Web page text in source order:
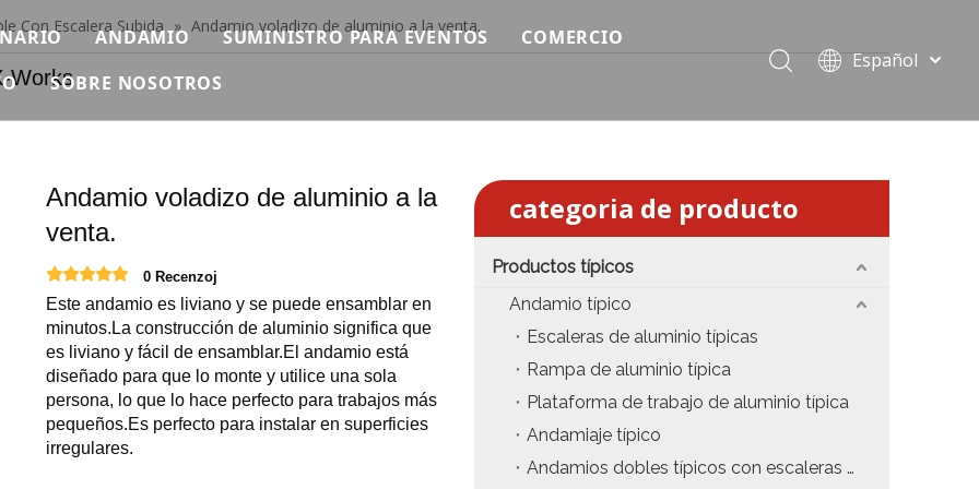
africanas
modular
Escenario de hierro
Etapa redonda
Escenario cuadrado
Escenario de pista
Escenario al aire libre
ANDAMIO
Andamio individual
Andamio doble con escalera de mano
Andamio doble con escalera de 45 grados.
Escaleras de aluminio
Plataforma de trabajo de aluminio
SUMINISTRO PARA EVENTOS
Mesas y Sillas para Eventos
Pantalla LED para eventos
Suministros para eventos
Necesidades de eventos de fiesta
COMERCIO
Precio de la etapa del evento
Precio del armazón de iluminación estándar
Precio de la armadura del techo
Precio de productos relevantes de armadura
Precio de iluminación de escenario
Precio del sonido del escenario
Precio de necesidades de eventos
SOBRE NOSOTROS
Exposición
Noticias
Contáctenos
Español
Pусский
العربية
Con Escalera Subida » Andamio voladizo de aluminio a la venta.
Andamio voladizo de aluminio a la
venta.
0 Recenzoj
Este andamio es liviano y se puede ensamblar en
minutos.La construcción de aluminio significa que
es liviano y fácil de ensamblar.El andamio está
diseñado para que lo monte y utilice una sola
persona, lo que lo hace perfecto para trabajos más
pequeños.Es perfecto para instalar en superficies
irregulares.
categoria de producto
Productos típicos
Andamio típico
Escaleras de aluminio típicas
Rampa de aluminio típica
Plataforma de trabajo de aluminio típica
Andamiaje típico
Andamios dobles típicos con escaleras colgantes